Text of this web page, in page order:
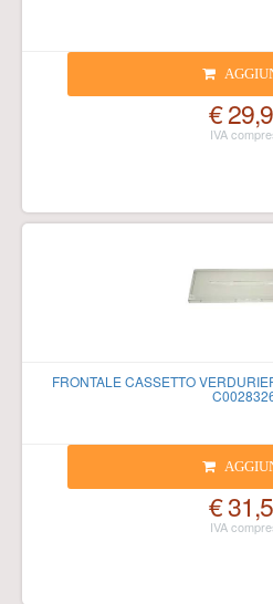
€
FRONTALE CASSETTO
€